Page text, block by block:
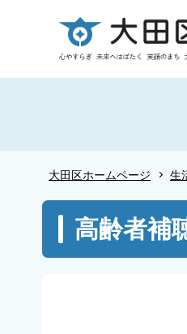
ー
大田区ホームページ 生
こ
高齢者補